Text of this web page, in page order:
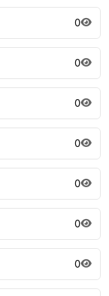
0
0
0
0
0
0
0